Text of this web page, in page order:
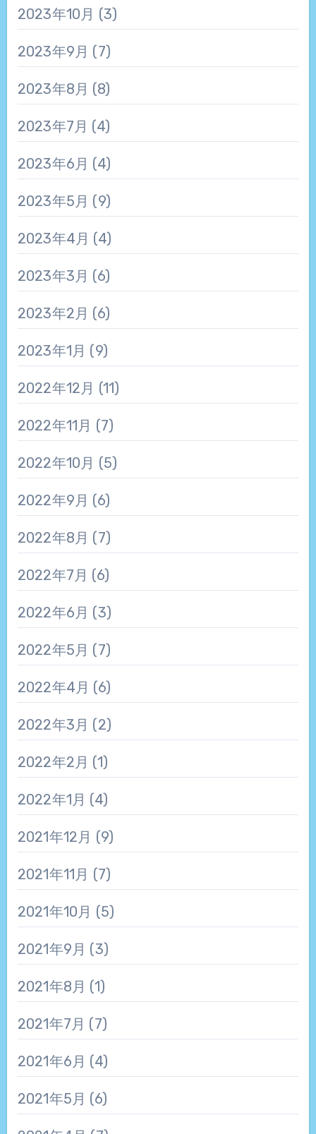
2023年10月 (3)
2023年9月 (7)
2023年8月 (8)
2023年7月 (4)
2023年6月 (4)
2023年5月 (9)
2023年4月 (4)
2023年3月 (6)
2023年2月 (6)
2023年1月 (9)
2022年12月 (11)
2022年11月 (7)
2022年10月 (5)
2022年9月 (6)
2022年8月 (7)
2022年7月 (6)
2022年6月 (3)
2022年5月 (7)
2022年4月 (6)
2022年3月 (2)
2022年2月 (1)
2022年1月 (4)
2021年12月 (9)
2021年11月 (7)
2021年10月 (5)
2021年9月 (3)
2021年8月 (1)
2021年7月 (7)
2021年6月 (4)
2021年5月 (6)